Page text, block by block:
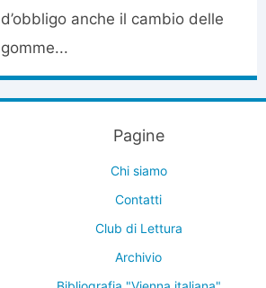
d’obbligo anche il cambio delle
gomme...
Pagine
Chi siamo
Contatti
Club di Lettura
Archivio